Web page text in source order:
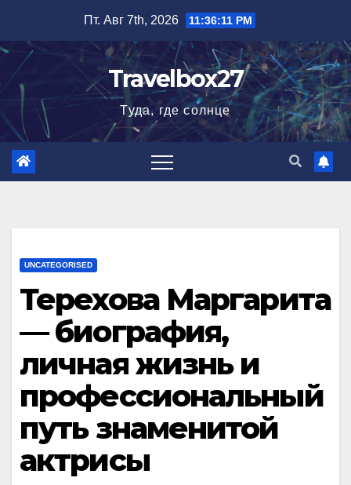
содержимому
Пт. Авг 7th, 2026 11:36:12 PM
Travelbox27
Туда, где солнце
UNCATEGORISED
Терехова Маргарита
— биография,
личная жизнь и
профессиональный
путь знаменитой
актрисы